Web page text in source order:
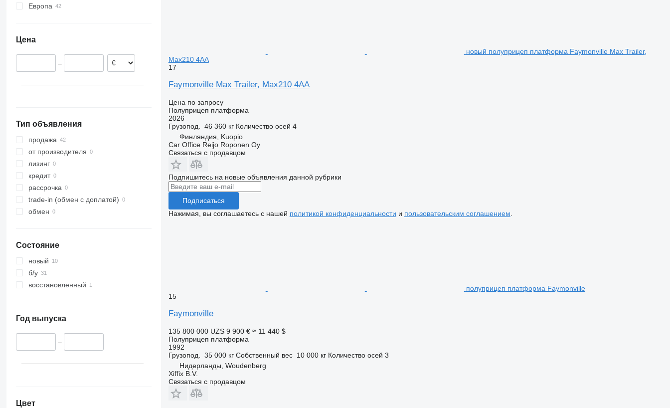
Европа
Польша
Финляндия
Цена
–
Тип объявления
продажа
от производителя
лизинг
кредит
рассрочка
trade-in (обмен с доплатой)
обмен
Состояние
новый
б/у
восстановленный
Год выпуска
–
Цвет
новый полуприцеп платформа Faymonville Max Trailer,
Max210 4AA
17
Faymonville Max Trailer, Max210 4AA
Цена по запросу
Полуприцеп платформа
2026
Грузопод.
46 360 кг Количество осей 4
Финляндия, Kuopio
Car Office Reijo Roponen Oy
Связаться с продавцом
Подпишитесь на новые объявления данной рубрики
Подписаться
Нажимая, вы соглашаетесь с нашей политикой конфиденциальности и пользовательским соглашением
полуприцеп платформа Faymonville
15
Faymonville
135 800 000 UZS 9 900 € ≈ 11 440 $
Полуприцеп платформа
1992
Грузопод.
35 000 кг Собственный вес 10 000 кг Количество осей 3
Нидерланды, Woudenberg
Xiffix B.V.
Связаться с продавцом